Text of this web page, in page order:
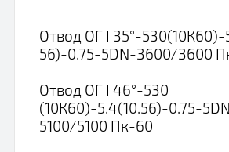
Отвод ОГ ​I 35°-530(10К60)-
56)-0.75-5DN-3600/3600
Отвод ОГ I 46°-530​
(10К60)-5.4(10.56)-0.75-
5100/5100 Пк-60